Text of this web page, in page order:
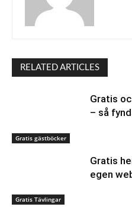
RELATED ARTICLES
Gratis gästböcker
Gratis
– så
Gratis Tävlingar
Gratis
egen